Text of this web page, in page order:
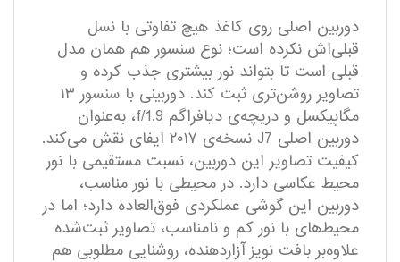
دوربین اصلی روی کاغذ هیچ تفاوتی با نسل
قبلی‌اش نکرده است؛ نوع سنسور هم همان مدل
قبلی است تا بتواند نور بیشتری جذب کرده و
تصاویر روشن‌تری ثبت کند. دوربینی با سنسور ۱۳
مگاپیکسل و دریچه‌ی دیافراگم f/1.9، به‌عنوان
دوربین اصلی J7 نسخه‌ی ۲۰۱۷ ایفای نقش می‌کند.
کیفیت تصاویر این دوربین، نسبت مستقیمی با نور
محیط عکاسی دارد. در محیطی با نور مناسب،
دوربین این گوشی عملکردی فوق‌العاده دارد؛ اما در
محیط‌های با نور کم و نامناسب، تصاویر ثبت‌شده
علاوه‌بر بافت نویز آزاردهنده، روشنایی مطلوبی هم